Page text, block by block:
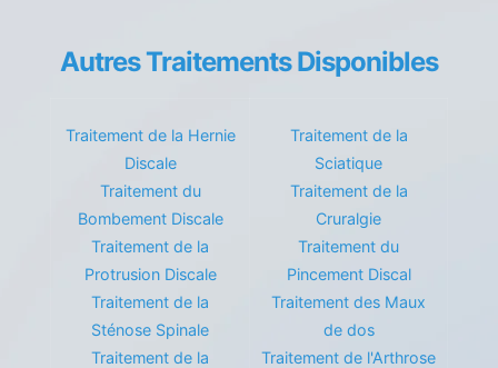
Autres Traitements Disponibles
Traitement de la Hernie
Discale
Traitement du
Bombement Discale
Traitement de la
Protrusion Discale
Traitement de la
Sténose Spinale
Traitement de la
Traitement de la
Sciatique
Traitement de la
Cruralgie
Traitement du
Pincement Discal
Traitement des Maux
de dos
Traitement de l'Arthrose